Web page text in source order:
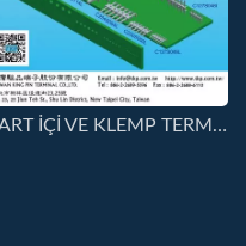
KART İÇİ VE KLEMP TERMINAL SERİSİ